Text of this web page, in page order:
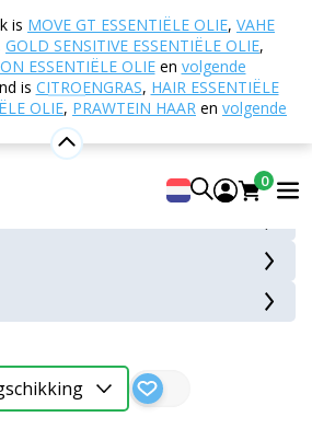
is MOVE GT ESSENTIËLE OLIE, VAHE
GOLD SENSITIVE ESSENTIËLE OLIE,
ESSENTIËLE OLIEen volgende
is CITROENGRAS, HAIR ESSENTIËLE
OLIE, PRAWTEIN HAAR en volgende
0
Andere producten
en sluitingen
en sluitingen